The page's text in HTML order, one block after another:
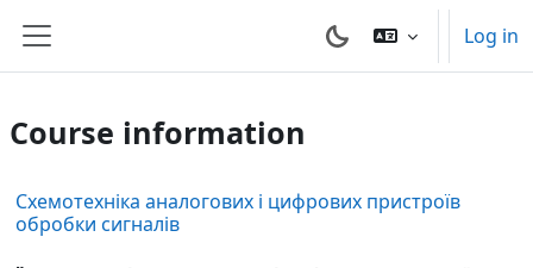
Side panel
Log in
Course information
Схемотехніка аналогових і цифрових пристроїв
обробки сигналів